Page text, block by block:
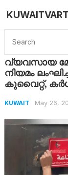
Home Kuwait
വ്യവസായ
നിയമം
കുവൈറ്റ്,
KUWAIT May 26,